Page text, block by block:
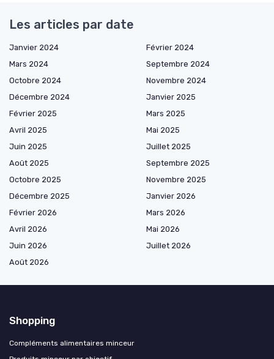
Les articles par date
Janvier 2024
Février 2024
Mars 2024
Septembre 2024
Octobre 2024
Novembre 2024
Décembre 2024
Janvier 2025
Février 2025
Mars 2025
Avril 2025
Mai 2025
Juin 2025
Juillet 2025
Août 2025
Septembre 2025
Octobre 2025
Novembre 2025
Décembre 2025
Janvier 2026
Février 2026
Mars 2026
Avril 2026
Mai 2026
Juin 2026
Juillet 2026
Août 2026
Shopping
Compléments alimentaires minceur